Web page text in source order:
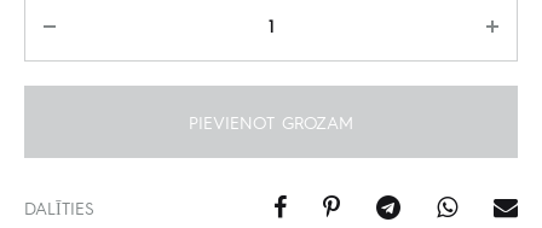
PIEVIENOT GROZAM
DALĪTIES